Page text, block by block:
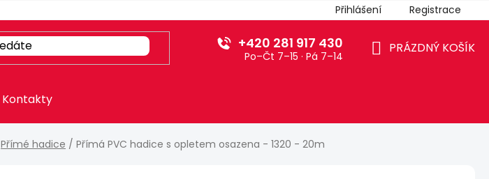
Přihlášení Registrace
PRÁZDNÝ KOŠÍK
+420 281 917 430
Po–Čt 7–15 · Pá 7–14
Kontakty
Přímé hadice / Přímá PVC hadice s opletem osazena - 1320 - 20m